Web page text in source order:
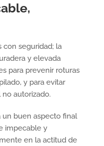
con seguridad; la
y elevada
para prevenir roturas
y para evitar
autorizado.
buen aspecto final
impecable y
en la actitud de